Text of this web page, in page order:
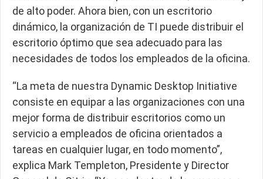
de alto poder. Ahora bien, con un escritorio
dinámico, la organización de TI puede distribuir el
escritorio óptimo que sea adecuado para las
necesidades de todos los empleados de la oficina.
“La meta de nuestra Dynamic Desktop Initiative
consiste en equipar a las organizaciones con una
mejor forma de distribuir escritorios como un
servicio a empleados de oficina orientados a
tareas en cualquier lugar, en todo momento”,
explica Mark Templeton, Presidente y Director